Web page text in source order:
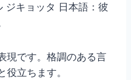
ジキョッタ 日本語：彼
現です。格調のある言
役立ちます。